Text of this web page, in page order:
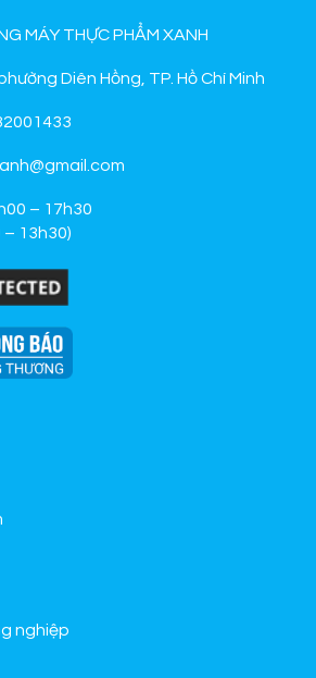
MÁY THỰC PHẨM XANH
Diên Hồng, TP. Hồ Chí Minh
– 17h30
13h30)
nghiệp